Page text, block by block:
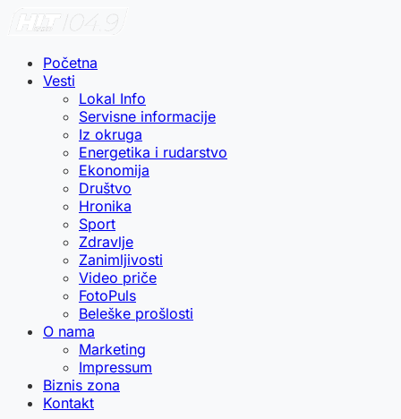
Početna
Vesti
Lokal Info
Servisne informacije
Iz okruga
Energetika i rudarstvo
Ekonomija
Društvo
Hronika
Sport
Zdravlje
Zanimljivosti
Video priče
FotoPuls
Beleške prošlosti
O nama
Marketing
Impressum
Biznis zona
Kontakt